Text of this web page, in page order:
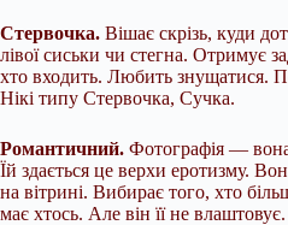
Стервочка. Вішає скрізь, куди
лівої сиськи чи стегна. Отримує
хто входить. Любить знущатися.
Нікі типу Стервочка, Сучка.
Романтичний. Фотографія —
Їй здається це верхи еротизму.
на вітрині. Вибирає того, хто
має хтось. Але він її не влаштовує.